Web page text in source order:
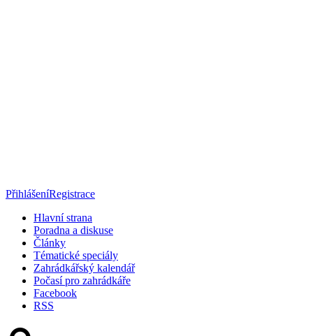
PřihlášeníRegistrace
Hlavní strana
Poradna a diskuse
Články
Tématické speciály
Zahrádkářský kalendář
Počasí pro zahrádkáře
Facebook
RSS